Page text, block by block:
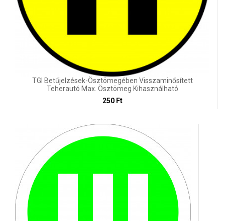
TGI Betűjelzések-Ösztömegében Visszaminősített
Teherautó Max. Ösztömeg Kihasználható
250 Ft